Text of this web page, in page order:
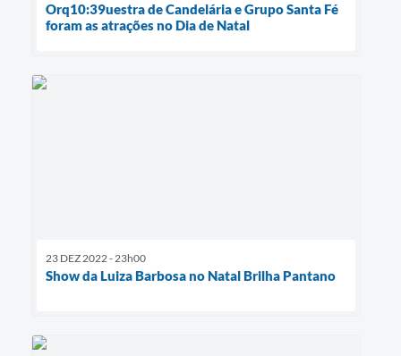
Orq10:39uestra de Candelária e Grupo Santa Fé
foram as atrações no Dia de Natal
23 DEZ 2022 - 23h00
Show da Luiza Barbosa no Natal Brilha Pantano